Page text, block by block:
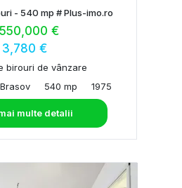
- 540 mp # Plus-imo.ro
€
3,780 €
birouri de vânzare
540 mp 1975
multe detalii